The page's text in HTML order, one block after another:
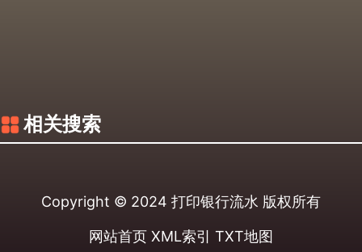
相关搜索
Copyright © 2024 打印银行流水 版权所有
网站首页 XML索引 TXT地图